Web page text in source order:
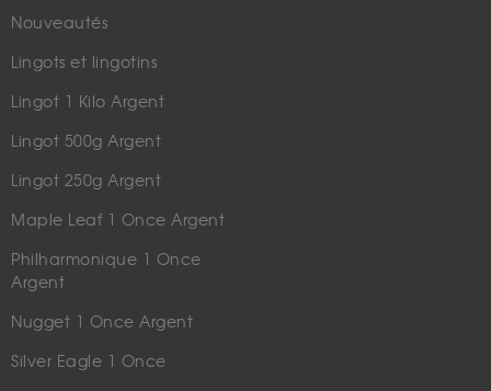
Nouveautés
Lingots et lingotins
Lingot 1 Kilo Argent
Lingot 500g Argent
Lingot 250g Argent
Maple Leaf 1 Once Argent
Philharmonique 1 Once
Argent
Nugget 1 Once Argent
Silver Eagle 1 Once